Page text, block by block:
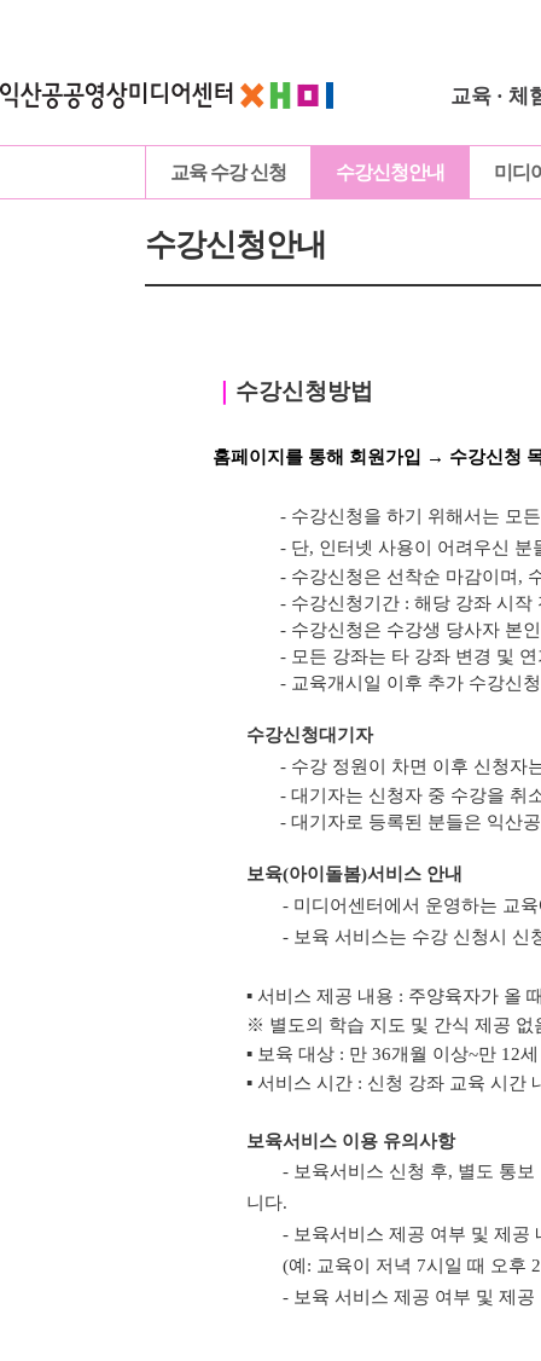
교육 · 체
교육 수강 신청 수강신청안내 미디
수강신청안내
수강신청방법
홈페이지를 통해 회원가입 → 수강신청
- 수강신청을 하기 위해서는 모
- 단, 인터넷 사용이 어려우신
- 수강신청은 선착순 마감이며,
- 수강신청기간 : 해당 강좌 시작
- 수강신청은 수강생 당사자 본
- 모든 강좌는 타 강좌 변경 및
- 교육개시일 이후 추가 수강신
수강신청대기자
- 수강 정원이 차면 이후 신청자
- 대기자는 신청자 중 수강을 취
- 대기자로 등록된 분들은 익산
보육(아이돌봄)서비스 안내
- 미디어센터에서 운영하는 교
- 보육 서비스는 수강 신청시 신
▪ 서비스 제공 내용 : 주양육자가 올
※ 별도의 학습 지도 및 간식 제공 없
▪ 보육 대상 : 만 36개월 이상~만 12
▪ 서비스 시간 : 신청 강좌 교육 시간
보육서비스 이용 유의사항
- 보육서비스 신청 후, 별도 통
니다.
- 보육서비스 제공 여부 및 제공
(예: 교육이 저녁 7시일 때 오후
- 보육 서비스 제공 여부 및 제